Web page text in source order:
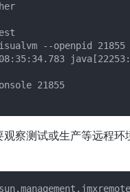
--openpid 21855
21855
观察测试或生产等远程